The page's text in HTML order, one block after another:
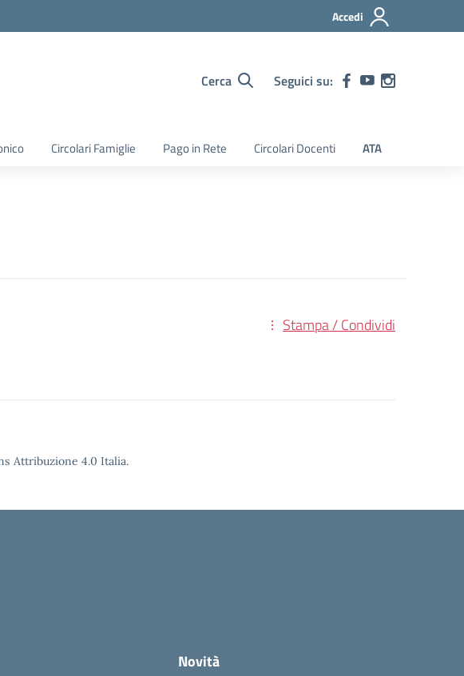
Accedi
Cerca Seguici su:
Circolari Famiglie Pago in Rete Circolari Docenti ATA
Stampa / Condividi
Attribuzione 4.0 Italia.
Novità